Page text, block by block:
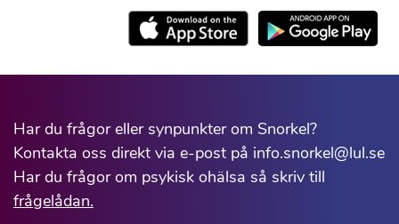
Har du frågor eller synpunkter om Snorkel?
Kontakta oss direkt via e-post på info.snorkel@lul.se
Har du frågor om psykisk ohälsa så skriv till
frågelådan.